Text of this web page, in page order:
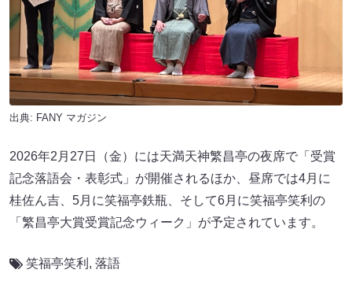
出典: FANY マガジン
2026年2月27日（金）には天満天神繁昌亭の夜席で「受賞
記念落語会・表彰式」が開催されるほか、昼席では4月に
桂佐ん吉、5月に笑福亭鉄瓶、そして6月に笑福亭笑利の
「繁昌亭大賞受賞記念ウィーク」が予定されています。
笑福亭笑利 , 落語